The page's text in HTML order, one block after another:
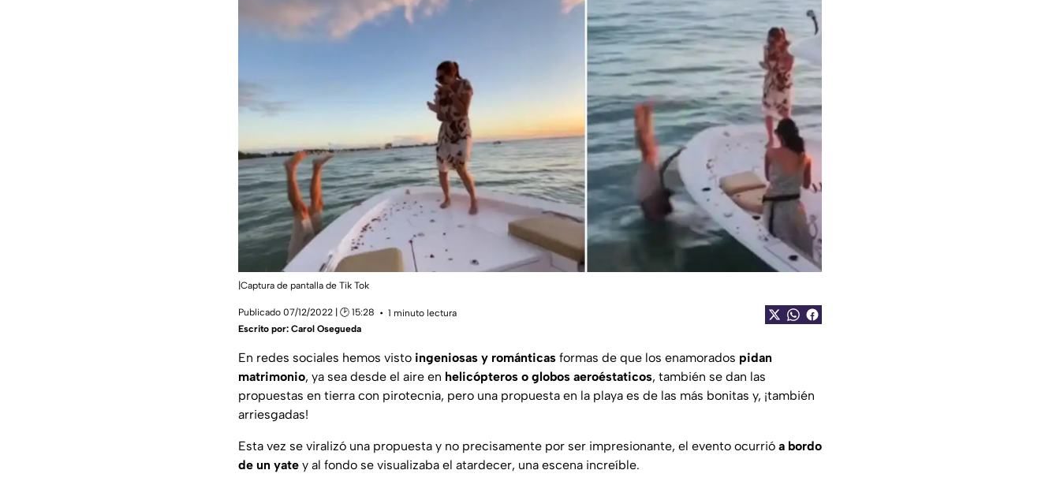
|Captura de pantalla de Tik Tok
Publicado 07/12/2022 | 🕑 15:28
1 minuto lectura
Escrito por: Carol Osegueda
En redes sociales hemos visto ingeniosas y románticas formas de que los enamorados pidan
matrimonio, ya sea desde el aire en helicópteros o globos aeroéstaticos, también se dan las
propuestas en tierra con pirotecnia, pero una propuesta en la playa es de las más bonitas y, ¡también
arriesgadas!
Esta vez se viralizó una propuesta y no precisamente por ser impresionante, el evento ocurrió a bordo
de un yate y al fondo se visualizaba el atardecer, una escena increíble.